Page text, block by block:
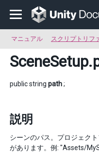
マニュアル スクリプトリフ
SceneSetup
public string path;
説明
シーンのパス。プロジェク
があります。例: "Assets/